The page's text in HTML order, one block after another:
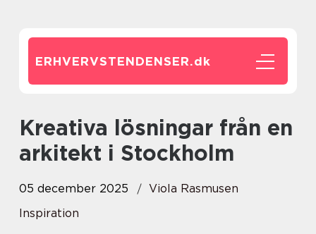
ERHVERVSTENDENSER.dk
Kreativa lösningar från en
arkitekt i Stockholm
05 december 2025
Viola Rasmusen
Inspiration